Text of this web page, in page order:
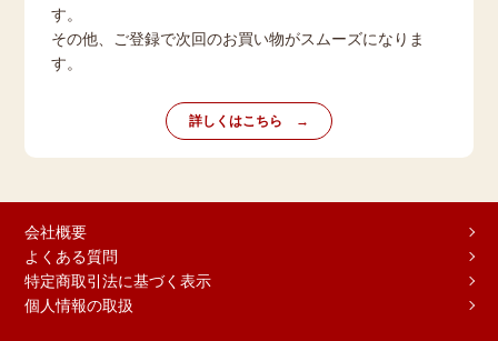
す。
その他、ご登録で次回のお買い物がスムーズになりま
す。
詳しくはこちら
会社概要
よくある質問
特定商取引法に基づく表示
個人情報の取扱